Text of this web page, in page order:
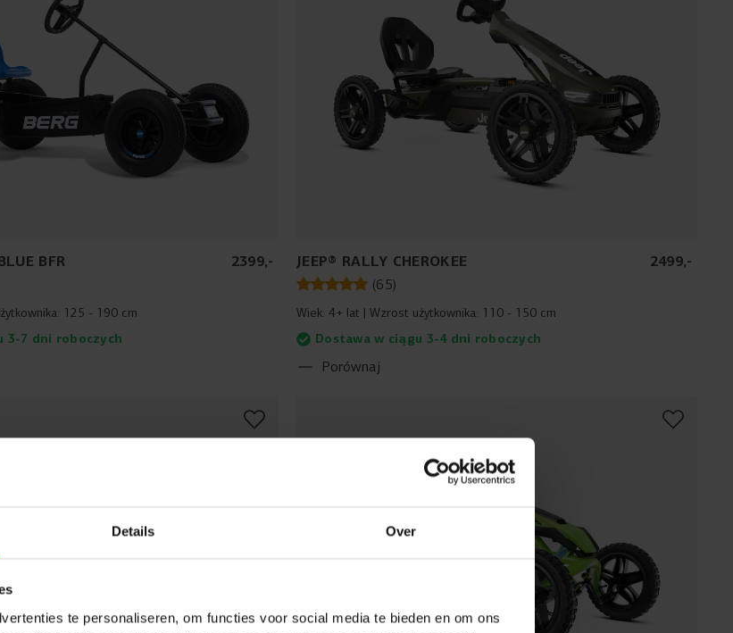
Details Over
te personaliseren, om functies voor social media te bieden en om ons
BFR 2399,-
125 - 190 cm
3-7 dni roboczych
JEEP® RALLY CHEROKEE 2499,-
(65)
Wiek: 4+ lat Wzrost użytkownika: 110 - 150 cm
Dostawa w ciągu 3-4 dni roboczych
Porównaj